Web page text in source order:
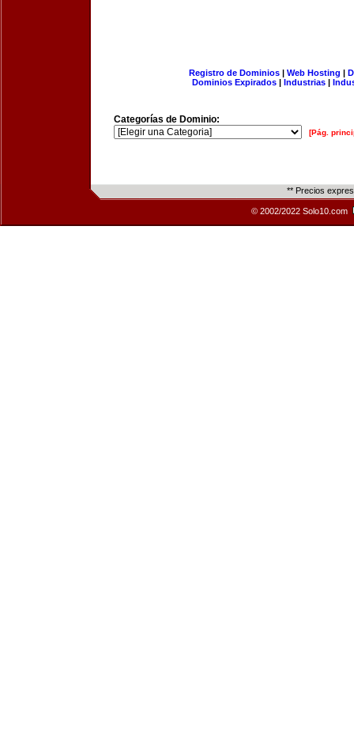
Registro de Dominios| Web Hosting |
Dominios Expirados | Industrias |
Categorías de Dominio:
[Pág.
** Precios
© 2002/2022 Solo10.com